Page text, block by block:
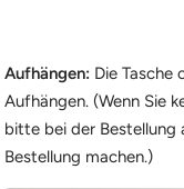
Aufhängen: Die Tasche
Aufhängen. (Wenn Sie
bitte bei der Bestellung
Bestellung machen.)